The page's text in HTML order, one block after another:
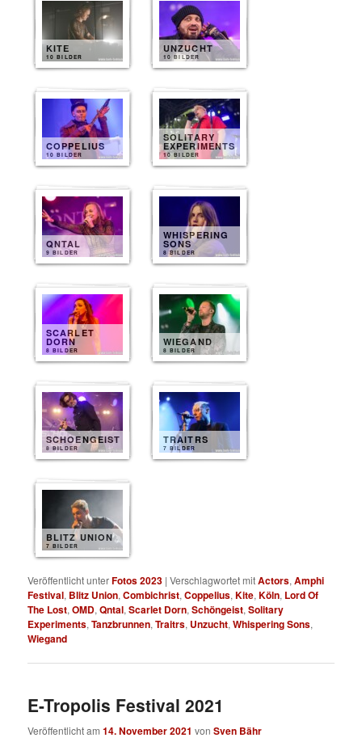
KITE
10 BILDER
UNZUCHT
10 BILDER
COPPELIUS
10 BILDER
SOLITARY
EXPERIMENTS
10 BILDER
QNTAL
9 BILDER
WHISPERING
SONS
8 BILDER
SCARLET
DORN
8 BILDER
WIEGAND
8 BILDER
SCHOENGEIST
8 BILDER
TRAITRS
7 BILDER
BLITZ UNION
7 BILDER
Veröffentlicht unterFotos 2023 |Verschlagwortet mitActors,Amphi
Festival, Blitz Union,Combichrist,Coppelius,Kite,Köln, Lord Of
The Lost,OMD,Qntal,Scarlet Dorn,Schöngeist,Solitary
Experiments,Tanzbrunnen,Traitrs, Unzucht,Whispering Sons,
Wiegand
E-Tropolis Festival 2021
Veröffentlicht am14. November 2021 vonSven Bähr